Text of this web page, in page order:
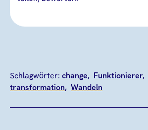
Schlagwörter: change Funktionierer
transformation
Wandeln